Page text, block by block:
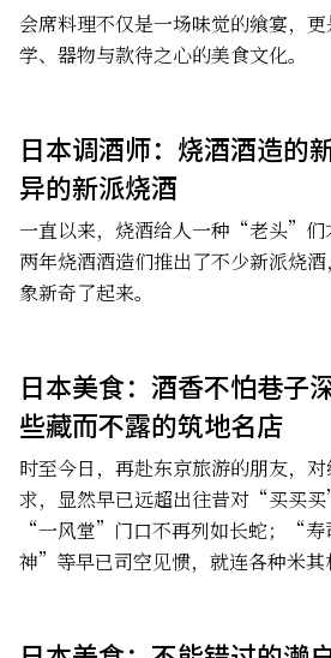
会席料理不仅是一场味觉的飨宴，
学、器物与款待之心的美食文化。
日本调酒师：烧酒酒造的
异的新派烧酒
一直以来，烧酒给人一种“老头”们
两年烧酒酒造们推出了不少新派烧
象新奇了起来。
日本美食：酒香不怕巷子
些藏而不露的筑地名店
时至今日，再赴东京旅游的朋友，
求，显然早已远超出往昔对“买买
“一风堂”门口不再列如长蛇；“
神”等早已司空见惯，就连各种米其